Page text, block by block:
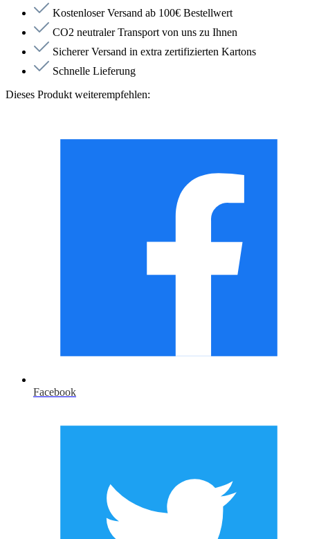
Kostenloser Versand ab 100€ Bestellwert
CO2 neutraler Transport von uns zu Ihnen
Sicherer Versand in extra zertifizierten Kartons
Schnelle Lieferung
Dieses Produkt weiterempfehlen:
Facebook